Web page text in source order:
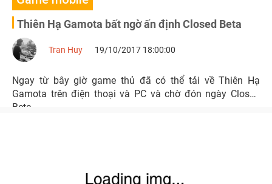
Thiên Hạ Gamota bất ngờ ấn định Closed Beta
Tran Huy 19/10/2017 18:00:00
Ngay từ bây giờ game thủ đã có thể tải về Thiên Hạ
Gamota trên điện thoại và PC và chờ đón ngày Closed
Beta.